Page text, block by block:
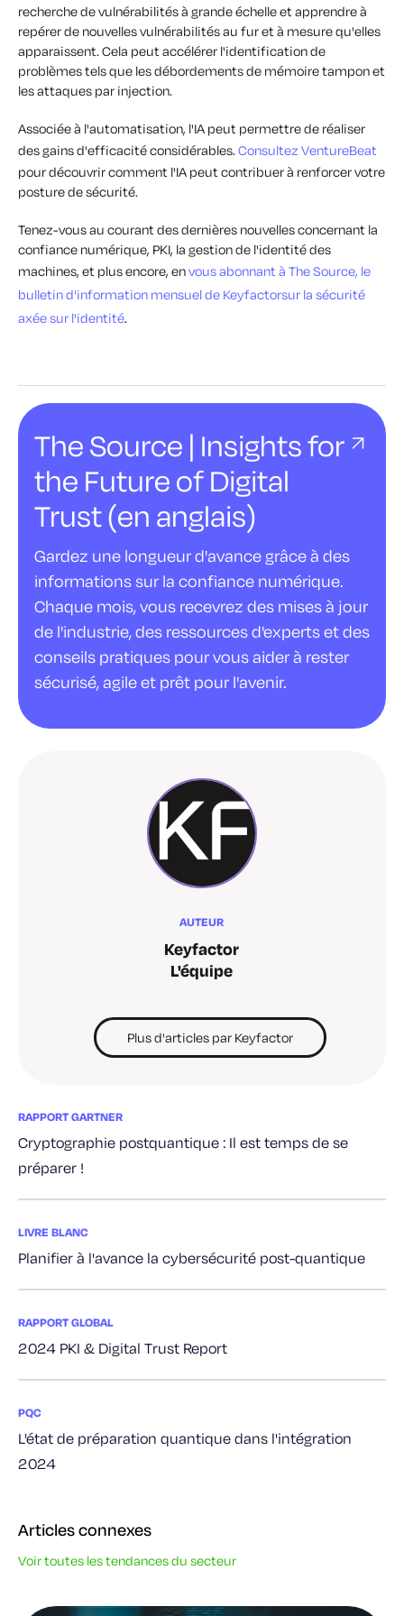
recherche de vulnérabilités à grande échelle et apprendre à
repérer de nouvelles vulnérabilités au fur et à mesure qu'elles
apparaissent. Cela peut accélérer l'identification de
problèmes tels que les débordements de mémoire tampon et
les attaques par injection.
Associée à l'automatisation, l'IA peut permettre de réaliser
des gains d'efficacité considérables.Consultez VentureBeat
pour découvrir comment l'IA peut contribuer à renforcer votre
posture de sécurité.
Tenez-vous au courant des dernières nouvelles concernant la
confiance numérique, PKI, la gestion de l'identité des
machines, et plus encore, envous abonnant à The Source, le
bulletin d'information mensuel de Keyfactorsur la sécurité
axée sur l'identité.
The Source | Insights for
the Future of Digital
Trust (en anglais)
Gardez une longueur d'avance grâce à des
informations sur la confiance numérique.
Chaque mois, vous recevrez des mises à jour
de l'industrie, des ressources d'experts et des
conseils pratiques pour vous aider à rester
sécurisé, agile et prêt pour l'avenir.
AUTEUR
Keyfactor
L'équipe
Plus d'articles par Keyfactor
RAPPORT GARTNER
Cryptographie postquantique : Il est temps de se
préparer !
LIVRE BLANC
Planifier à l'avance la cybersécurité post-quantique
RAPPORT GLOBAL
2024 PKI & Digital Trust Report
PQC
L'état de préparation quantique dans l'intégration
2024
Articles connexes
Voir toutes les tendances du secteur